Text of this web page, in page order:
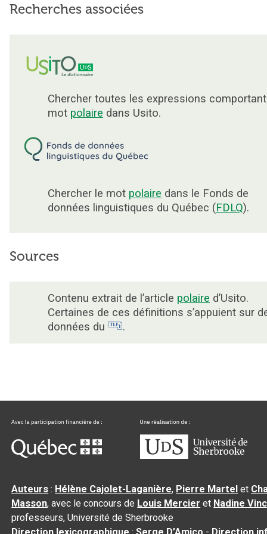
Recherches associées
Chercher toutes les expressions
mot polaire dans Usito.
Chercher le mot polaire dans le Fonds de
données linguistiques du Québec (FDLQ).
Sources
Contenu extrait de l’article polaire d’Usito.
Certaines de ces définitions s’appuient sur
données du
.
Auteurs : Hélène Cajolet-Laganière, Pierre Martel et
Masson, avec le concours de Louis Mercier et Nadine
professeurs, Université de Sherbrooke